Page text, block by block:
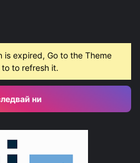
is expired, Go to the Theme
to refresh it.
ни